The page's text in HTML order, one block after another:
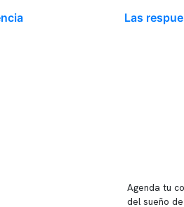
Las
Agenda tu
del sueño